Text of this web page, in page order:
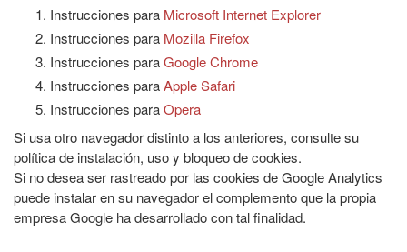
Instrucciones para Microsoft Internet Explorer
Instrucciones para Mozilla Firefox
Instrucciones paraGoogle Chrome
Instrucciones paraApple Safari
Instrucciones paraOpera
Si usa otro navegador distinto a los anteriores, consulte su
política de instalación, uso y bloqueo de cookies.
Si no desea ser rastreado por las cookies de Google Analytics
puede instalar en su navegador el complemento que la propia
empresa Google ha desarrollado con tal finalidad.